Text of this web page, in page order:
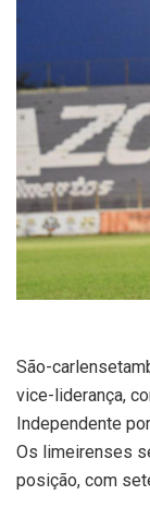
São-
vice-liderança,
Independente
Os limeirenses
posição, com